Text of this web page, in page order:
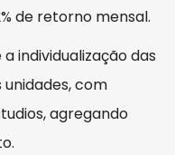
de retorno mensal.
individualização das
com
agregando